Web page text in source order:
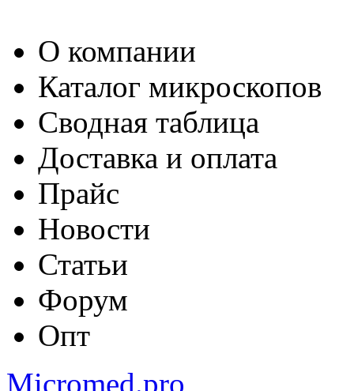
О компании
Каталог микроскопов
Сводная таблица
Доставка и оплата
Прайс
Новости
Статьи
Форум
Опт
Micromed.pro